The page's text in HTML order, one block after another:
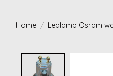
Home / Ledlamp Osram